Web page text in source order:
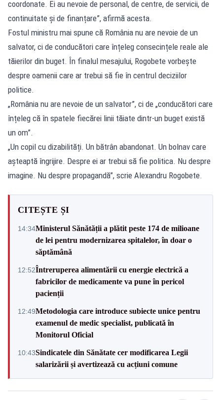
coordonate. Ei au nevoie de personal, de centre, de servicii, de
continuitate și de finanțare”, afirmă acesta.
Fostul ministru mai spune că România nu are nevoie de un
salvator, ci de conducători care înțeleg consecințele reale ale
tăierilor din buget. În finalul mesajului, Rogobete vorbește
despre oamenii care ar trebui să fie în centrul deciziilor
politice.
„România nu are nevoie de un salvator”, ci de „conducători care
înțeleg că în spatele fiecărei linii tăiate dintr-un buget există
un om”.
„Un copil cu dizabilități. Un bătrân abandonat. Un bolnav care
așteaptă îngrijire. Despre ei ar trebui să fie politica. Nu despre
imagine. Nu despre propagandă”, scrie Alexandru Rogobete.
CITEȘTE ȘI
14:34Ministerul Sănătății a plătit peste 174 de milioane
de lei pentru modernizarea spitalelor, în doar o
săptămână
12:52Întreruperea alimentării cu energie electrică a
fabricilor de medicamente va pune în pericol
pacienții
12:49Metodologia care introduce subiecte unice pentru
examenul de medic specialist, publicată în
Monitorul Oficial
10:43Sindicatele din Sănătate cer modificarea Legii
salarizării și avertizează cu acțiuni comune